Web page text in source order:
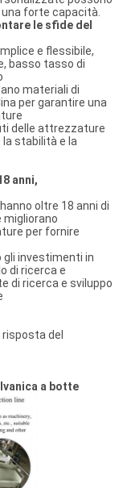
forte capacità.
le sfide del
e flessibile,
basso tasso di
materiali di
per garantire una
delle attrezzature
la stabilità e la
anni,
oltre 18 anni di
migliorano
per fornire
gli investimenti in
di ricerca e
di ricerca e sviluppo
del
a botte